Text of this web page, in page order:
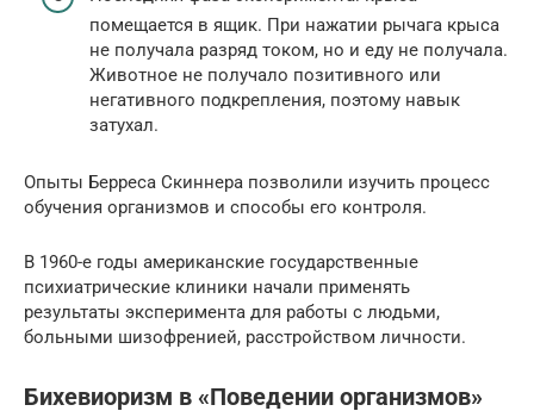
помещается в ящик. При нажатии рычага крыса
не получала разряд током, но и еду не получала.
Животное не получало позитивного или
негативного подкрепления, поэтому навык
затухал.
Опыты Берреса Скиннера позволили изучить процесс
обучения организмов и способы его контроля.
В 1960-е годы американские государственные
психиатрические клиники начали применять
результаты эксперимента для работы с людьми,
больными шизофренией, расстройством личности.
Бихевиоризм в «Поведении организмов»